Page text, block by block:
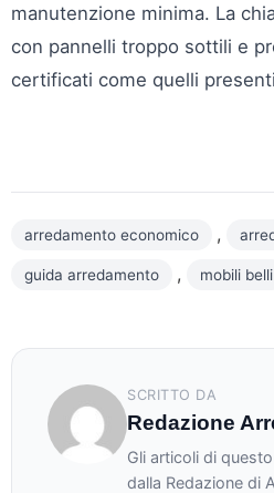
manutenzione minima. La
con pannelli troppo sottili e
certificati come quelli
arredamento economico ,
guida arredamento , mobili belli
SCRITTO DA
Redazione
Gli articoli di
dalla Redazione di